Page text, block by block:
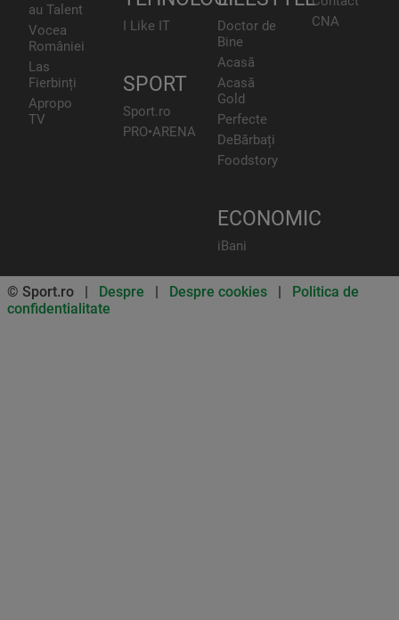
au Talent
Vocea
României
Las
Fierbinți
Apropo
TV
I Like IT
SPORT
Sport.ro
PRO•ARENA
Doctor de
Bine
Acasă
Acasă
Gold
Perfecte
DeBărbați
Foodstory
ECONOMIC
iBani
CNA
© Sport.ro | Despre | Despre cookies | Politica de
confidentialitate